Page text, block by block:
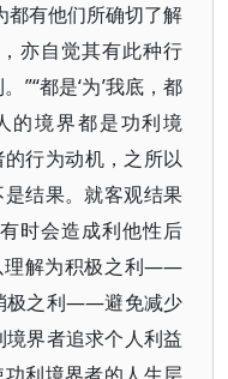
都有他们所确切了解
亦自觉其有此种行
”“都是‘为’我底，都
的境界都是功利境
的行为动机，之所以
结果。就客观结果
时会造成利他性后
理解为积极之利——
极之利——避免减少
界者追求个人利益